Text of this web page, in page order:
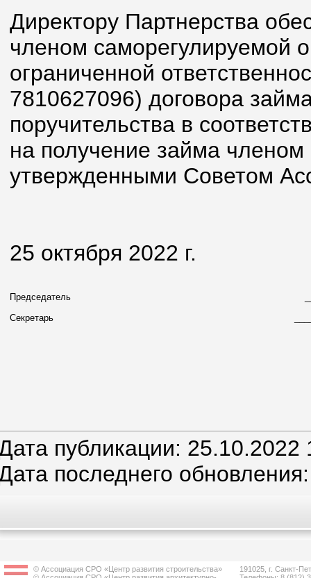
Директору Партнерства
членом саморегулируемой
ограниченной
7810627096) договора
поручительства в
на получение займа
утвержденными Советом
25 октября 2022 г.
Председатель
Секретарь
публикации: 25.10.2022
последнего
© Ассоциация СРО «Центр развития строительства»
191025, г. Санкт-